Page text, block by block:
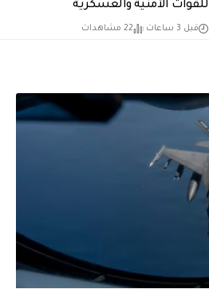
للقوات الأمنية والعسكرية
قبل 3 ساعات 22 مشاهدات